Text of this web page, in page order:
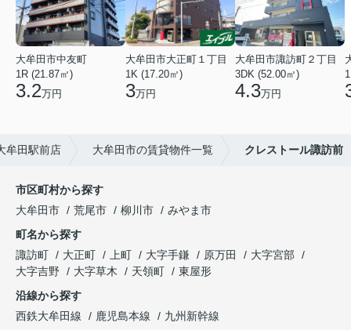
大牟田市中友町
1R (21.87㎡)
3.2万円
大牟田市大正町１丁目
1K (17.20㎡)
3万円
大牟田市諏訪町２丁目
3DK (52.00㎡)
4.3万円
牟田駅前店 大牟田市の賃貸物件一覧 クレストール諏訪前
市区町村から探す
大牟田市
荒尾市 柳川市
みやま市
町名から探す
諏訪町
大正町 上町 大字手鎌 原万田
大字宮部
大字吉野
大字草木 天領町
東屋形
沿線から探す
西鉄大牟田線
鹿児島本線
九州新幹線